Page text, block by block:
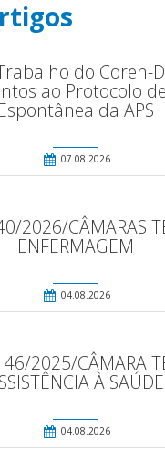
do Coren-
ao Protocolo
Espontânea da APS
07.08.2026
2026/CÂMARAS
ENFERMAGEM
04.08.2026
46/2025/CÂMARA
À SAÚDE
04.08.2026